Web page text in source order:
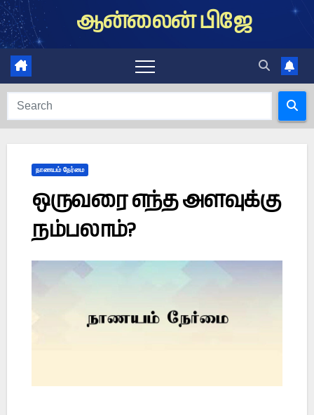
Skip
to
content
ஆன்லைன் பிஜே
நாணயம் நேர்மை
ஒருவரை எந்த அளவுக்கு
நம்பலாம்?